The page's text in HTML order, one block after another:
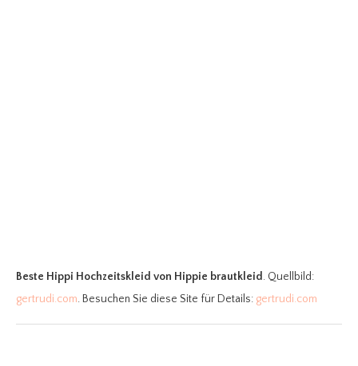
Beste Hippi Hochzeitskleid von Hippie brautkleid. Quellbild:
gertrudi.com. Besuchen Sie diese Site für Details: gertrudi.com